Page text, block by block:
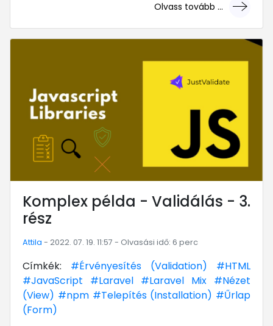
Olvass tovább ...
... mert megéri!
Komplex példa - Validálás - 3.
rész
Attila - 2022. 07. 19. 11:57 - Olvasási idő: 6 perc
Címkék: #Érvényesítés (Validation)
#HTML
#JavaScript
#Laravel #Laravel Mix #Nézet
(View) #npm #Telepítés (Installation) #Űrlap
(Form)